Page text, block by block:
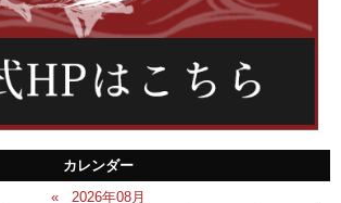
カレンダー
«
2026年08月